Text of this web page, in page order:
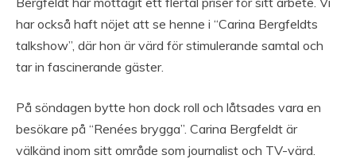
har också haft nöjet att se henne i “Carina Bergfeldts
talkshow”, där hon är värd för stimulerande samtal och
tar in fascinerande gäster.
På söndagen bytte hon dock roll och låtsades vara en
besökare på “Renées brygga”. Carina Bergfeldt är
välkänd inom sitt område som journalist och TV-värd.